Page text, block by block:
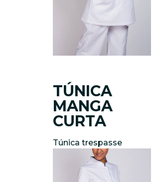
TÚNICA
MANGA
CURTA
Túnica trespasse